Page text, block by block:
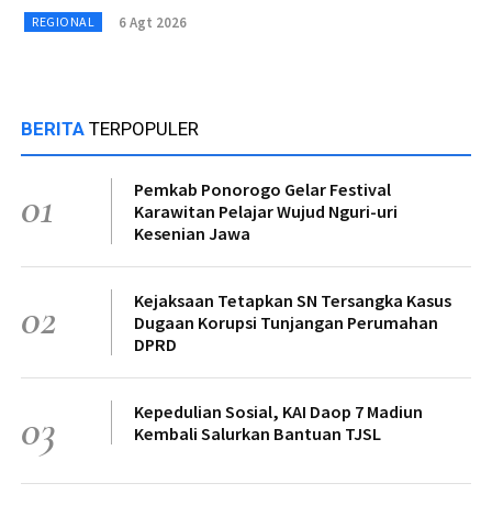
REGIONAL 6 Agt 2026
BERITA TERPOPULER
01
Pemkab Ponorogo Gelar Festival
Karawitan Pelajar Wujud Nguri-uri
Kesenian Jawa
02
Kejaksaan Tetapkan SN Tersangka Kasus
Dugaan Korupsi Tunjangan Perumahan
DPRD
03
Kepedulian Sosial, KAI Daop 7 Madiun
Kembali Salurkan Bantuan TJSL